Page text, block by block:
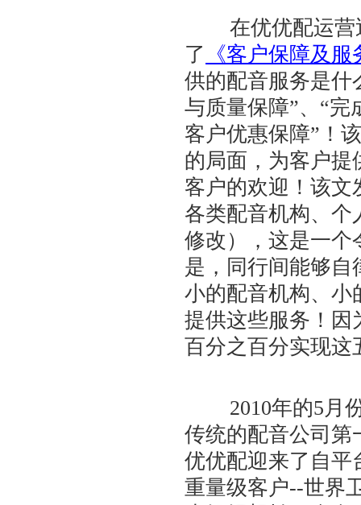
在优优配运营近
了
《客户保障及
供的配音服务是什
与质量保障”、“完
客户优惠保障”！
的局面，为客户提
客户的欢迎！该文
各类配音机构、个
修改），这是一个
是，同行间能够自
小的配音机构、小
提供这些服务！因
百分之百分实现这
2010年的5月份
传统的配音公司第
优优配迎来了自平
重量级客户--世界